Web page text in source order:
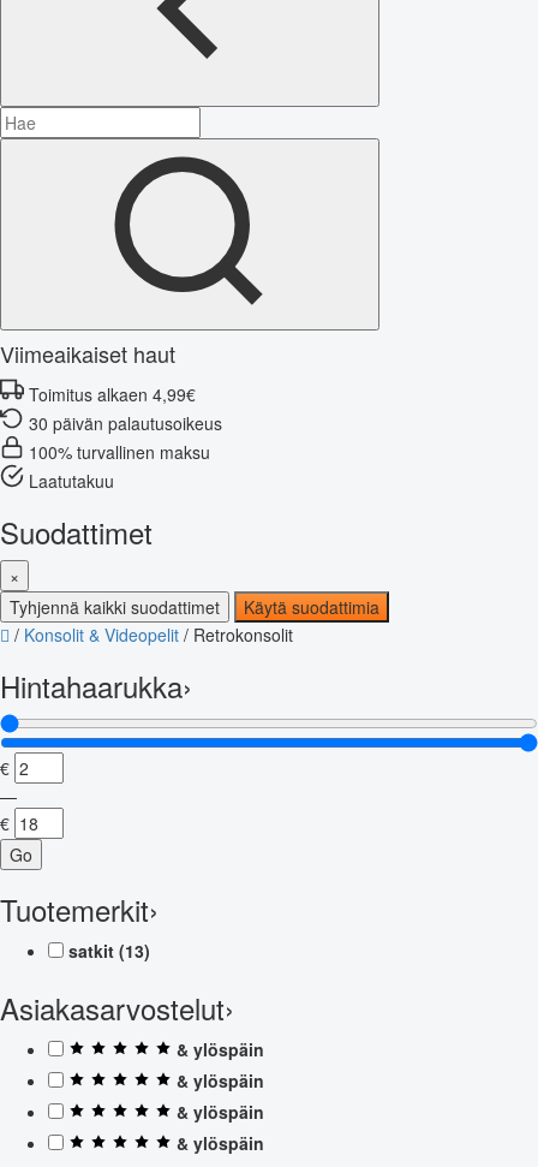
Viimeaikaiset haut
Toimitus alkaen 4,99€
30 päivän palautusoikeus
100% turvallinen maksu
Laatutakuu
Suodattimet
×
Tyhjennä kaikki suodattimet
Käytä suodattimia
/ Konsolit & Videopelit / Retrokonsolit
Hintahaarukka›
€
—
€
Go
Tuotemerkit›
satkit (13)
Asiakasarvostelut›
& ylöspäin
& ylöspäin
& ylöspäin
& ylöspäin